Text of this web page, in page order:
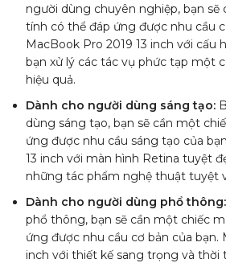
người dùng chuyên nghiệp, bạn sẽ
tính có thể đáp ứng được nhu cầu
MacBook Pro 2019 13 inch với cấu
bạn xử lý các tác vụ phức tạp một
hiệu quả.
Dành cho người dùng sáng tạo:
dùng sáng tạo, bạn sẽ cần một
ứng được nhu cầu sáng tạo của
13 inch với màn hình Retina tuyệt
những tác phẩm nghệ thuật tuyệt
Dành cho người dùng phổ thông:
phổ thông, bạn sẽ cần một chiếc
ứng được nhu cầu cơ bản của bạn.
inch với thiết kế sang trọng và thời